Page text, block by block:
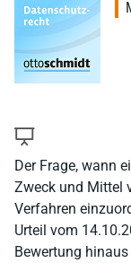
Der Frage, wann
Zweck und Mittel
Verfahren
Urteil vom
Bewertung